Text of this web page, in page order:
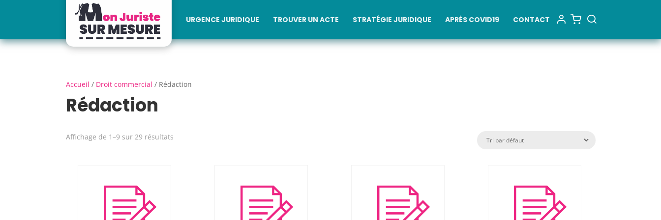
URGENCE JURIDIQUE TROUVER UN ACTE STRATÉGIE JURIDIQUE APRÈS COVID19 CONTACT
Accueil / Droit commercial / Rédaction
Rédaction
Affichage de 1–9 sur 29 résultats